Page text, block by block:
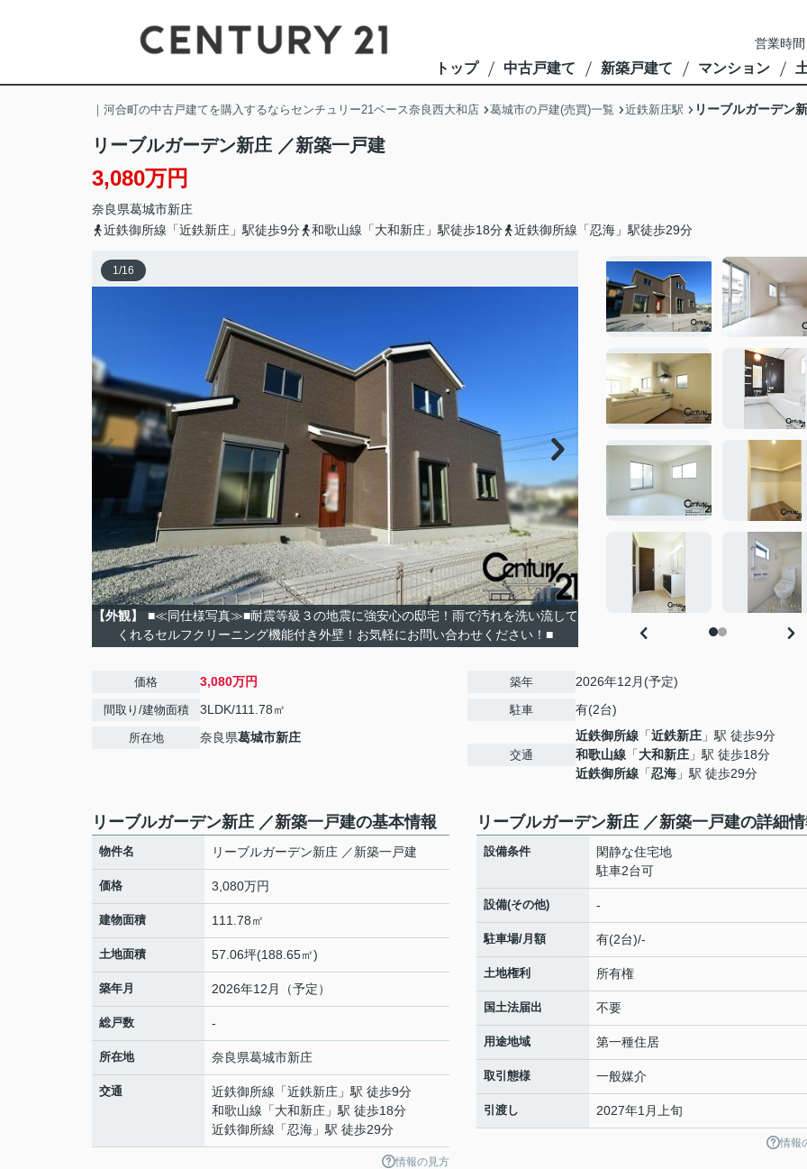
営業時
トップ 中古戸建て 新築戸建て マンション
｜河合町の中古戸建てを購入するならセンチュリー21ベース奈良西大和店 葛城市の戸建(売買)一覧 近鉄新庄駅 リーブルガーデン
リーブルガーデン新庄 ／新築一戸建
3,080万円
奈良県葛城市新庄
近鉄御所線「近鉄新庄」駅徒歩9分
和歌山線「大和新庄」駅徒歩18分 近鉄御所線「忍海」駅徒歩29分
1/16
【外観】
■≪同仕様写真≫■耐震等級３の地震に強安心の邸宅！雨で汚れを洗い流して
くれるセルフクリーニング機能付き外壁！お気軽にお問い合わせください！■
価格 3,080万円
間取り/建物面積 3LDK/111.78㎡
所在地 奈良県葛城市新庄
築年 2026年12月(予定)
駐車 有(2台)
交通
近鉄御所線 「近鉄新庄 」駅 徒歩9分
和歌山線 「大和新庄 」駅 徒歩18分
近鉄御所線 「忍海 」駅 徒歩29分
リーブルガーデン新庄 ／新築一戸建の基本情報
物件名 リーブルガーデン新庄 ／新築一戸建
価格 3,080万円
建物面積 111.78㎡
土地面積 57.06坪(188.65㎡)
築年月 2026年12月（予定）
総戸数 -
所在地 奈良県葛城市新庄
交通 近鉄御所線 「近鉄新庄 」駅 徒歩9分
和歌山線 「大和新庄 」駅 徒歩18分
近鉄御所線 「忍海 」駅 徒歩29分
情報の見方
リーブルガーデン新庄 ／新築一戸建の詳細
設備条件
閑静な住宅地
駐車2台可
設備(その他) -
駐車場/月額 有(2台)/-
土地権利 所有権
国土法届出 不要
用途地域 第一種住居
取引態様 一般媒介
引渡し 2027年1月上旬
情報